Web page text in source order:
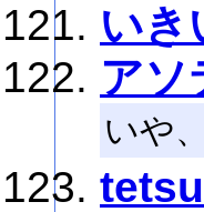
い
アソ
いや